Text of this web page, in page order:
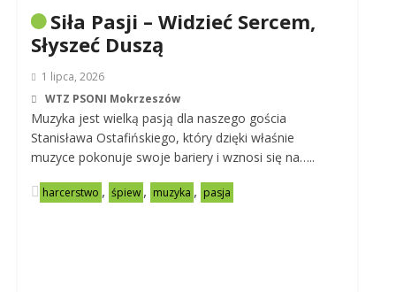
Siła Pasji – Widzieć Sercem,
Słyszeć Duszą
1 lipca, 2026
WTZ PSONI Mokrzeszów
Muzyka jest wielką pasją dla naszego gościa
Stanisława Ostafińskiego, który dzięki właśnie
muzyce pokonuje swoje bariery i wznosi się na…..
harcerstwo , śpiew , muzyka , pasja